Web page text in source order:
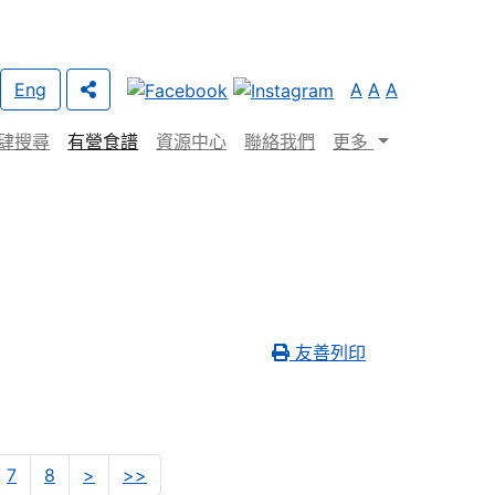
Eng A A A
搜尋 有營食譜 資源中心 聯絡我們 更多
友善列印
7 8 > >>